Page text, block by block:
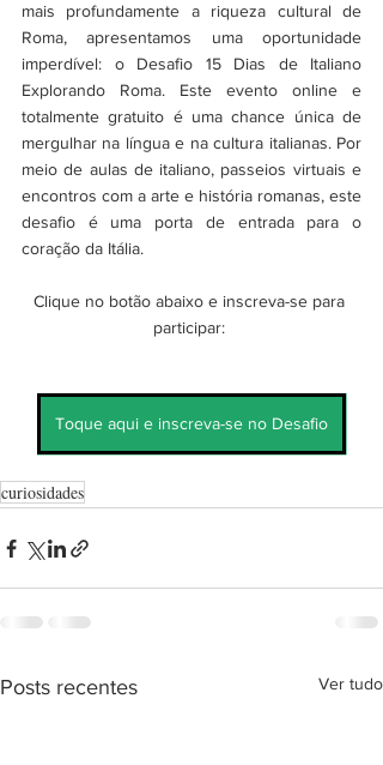
mais profundamente a riqueza cultural de
Roma, apresentamos uma oportunidade
imperdível: o Desafio 15 Dias de Italiano
Explorando Roma. Este evento online e
totalmente gratuito é uma chance única de
mergulhar na língua e na cultura italianas. Por
meio de aulas de italiano, passeios virtuais e
encontros com a arte e história romanas, este
desafio é uma porta de entrada para o
coração da Itália.
Clique no botão abaixo e inscreva-se para
participar:
Toque aqui e inscreva-se no Desafio
curiosidades
Posts recentes Ver tudo